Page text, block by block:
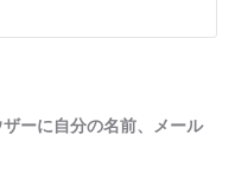
ーに自分の名前、メール